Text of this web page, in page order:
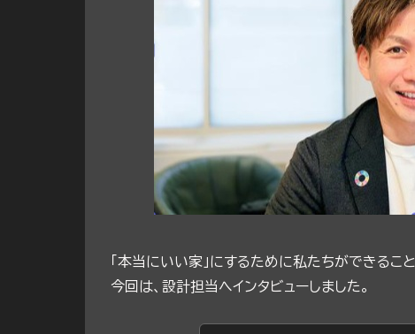
「本当にいい家」にするために私たちができること
今回は、設計担当へインタビューしました。